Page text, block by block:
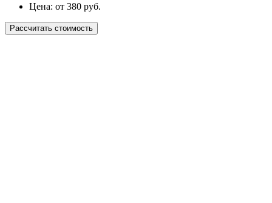
Цена: от 380 руб.
Рассчитать стоимость